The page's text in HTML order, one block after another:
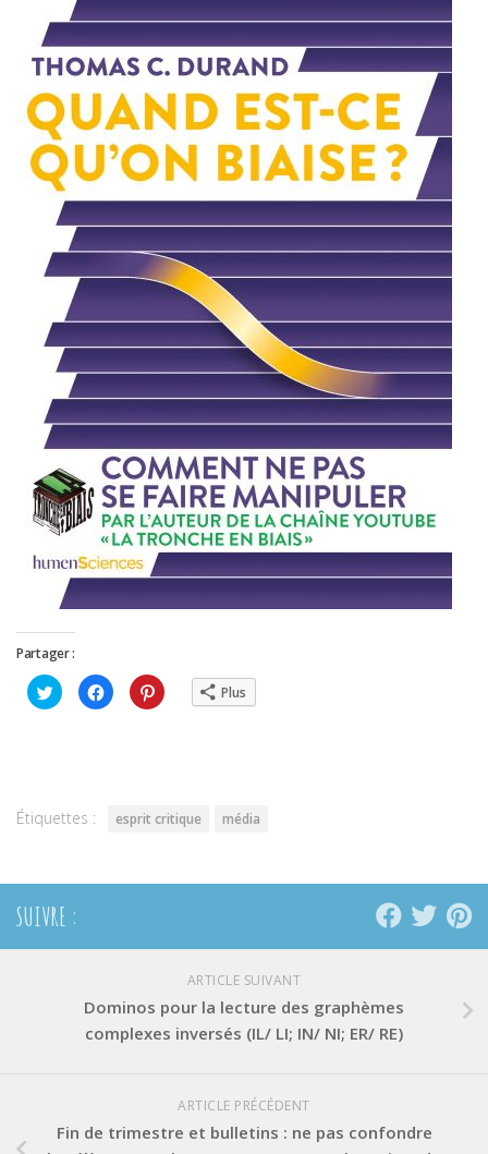
Partager :
Cliquez
pour
partager
Cliquez
pour
partager
Cliquez
pour Plus
Étiquettes : esprit critique média
SUIVRE :
ARTICLE SUIVANT
Dominos pour la lecture des graphèmes
complexes inversés (IL/ LI; IN/ NI; ER/ RE)
ARTICLE PRÉCÉDENT
Fin de trimestre et bulletins : ne pas confondre